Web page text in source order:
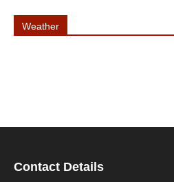
Weather
Contact Details